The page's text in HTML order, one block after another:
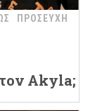
ΠΡΟΣΕΥΧΗ
Akyla;